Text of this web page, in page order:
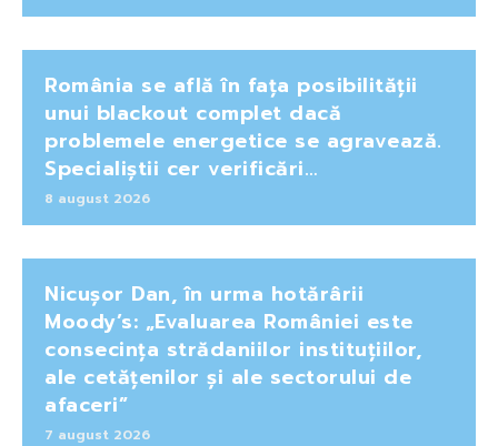
România se află în fața posibilității
unui blackout complet dacă
problemele energetice se agravează.
Specialiștii cer verificări…
8 august 2026
Nicușor Dan, în urma hotărârii
Moody’s: „Evaluarea României este
consecința strădaniilor instituțiilor,
ale cetățenilor și ale sectorului de
afaceri”
7 august 2026